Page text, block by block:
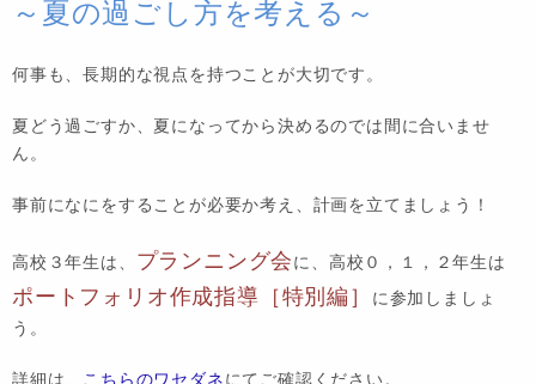
～夏の過ごし方を考える～
何事も、長期的な視点を持つことが大切です。
夏どう過ごすか、夏になってから決めるのでは間に合いませ
ん。
事前になにをすることが必要か考え、計画を立てましょう！
高校３年生は、 プランニング会に、高校０，１，２年生は
ポートフォリオ作成指導［特別編］
に参加しましょ
う。
詳細は、 こちらのワセダネにてご確認ください。